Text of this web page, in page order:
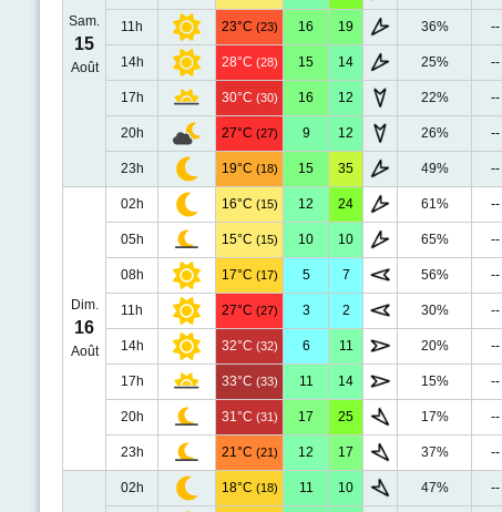
Sam.
15
Août
11h 23°C (23) 16 19 36% --
14h 28°C (28) 15 14 25% --
17h 30°C (30) 16 12 22% --
20h 27°C (27) 9 12 26% --
23h 19°C (18) 15 35 49% --
Dim.
16
Août
02h 16°C (15) 12 24 61% --
05h 15°C (15) 10 10 65% --
08h 17°C (17) 5 7 56% --
11h 27°C (27) 3 2 30% --
14h 32°C (32) 6 11 20% --
17h 33°C (33) 11 14 15% --
20h 31°C (31) 17 25 17% --
23h 21°C (21) 12 17 37% --
02h 18°C (18) 11 10 47% --